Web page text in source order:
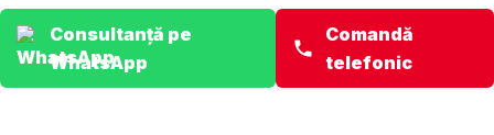
Consultanță pe
WhatsApp
Comandă
telefonic